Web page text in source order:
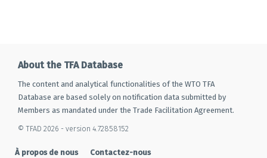
About the TFA Database
The content and analytical functionalities of the WTO TFA
Database are based solely on notification data submitted by
Members as mandated under the Trade Facilitation Agreement.
© TFAD 2026 - version 4.72858152
À propos de nous Contactez-nous